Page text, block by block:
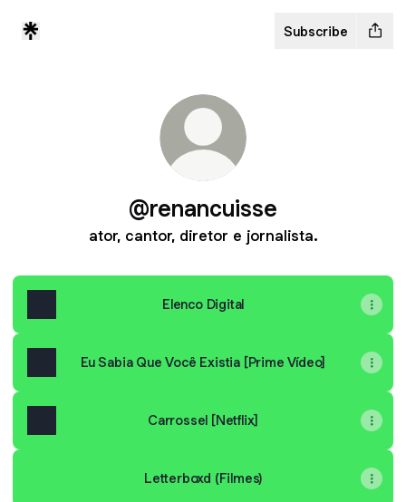
Subscribe
@renancuisse
ator, cantor, diretor e jornalista.
Elenco Digital
Eu Sabia Que Você Existia [Prime Vídeo]
Carrossel [Netflix]
Letterboxd (Filmes)